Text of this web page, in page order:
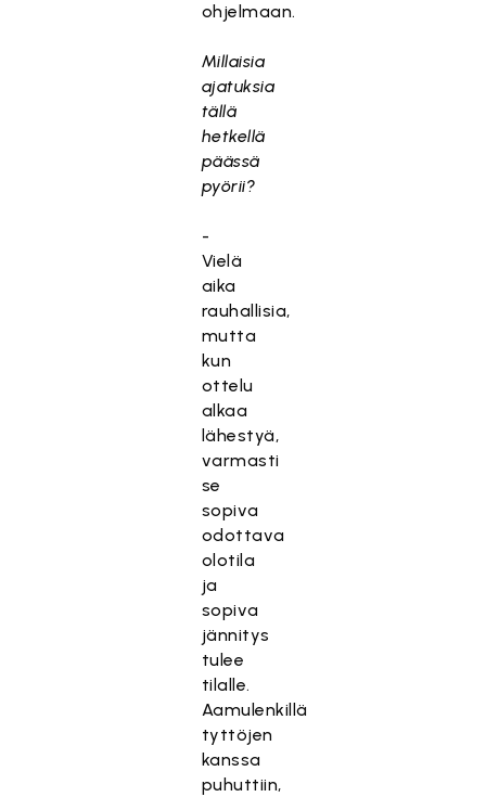
ohjelmaan.
Millaisia
ajatuksia
tällä
hetkellä
päässä
pyörii?
-
Vielä
aika
rauhallisia,
mutta
kun
ottelu
alkaa
lähestyä,
varmasti
se
sopiva
odottava
olotila
ja
sopiva
jännitys
tulee
tilalle.
Aamulenkillä
tyttöjen
kanssa
puhuttiin,